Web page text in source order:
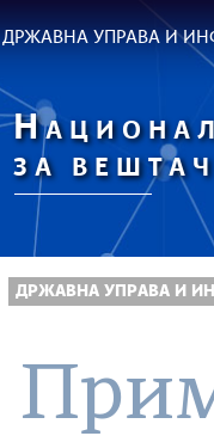
ДРЖАВНА УПРАВА И
Н
ЗА
ДРЖАВНА УПРАВА И